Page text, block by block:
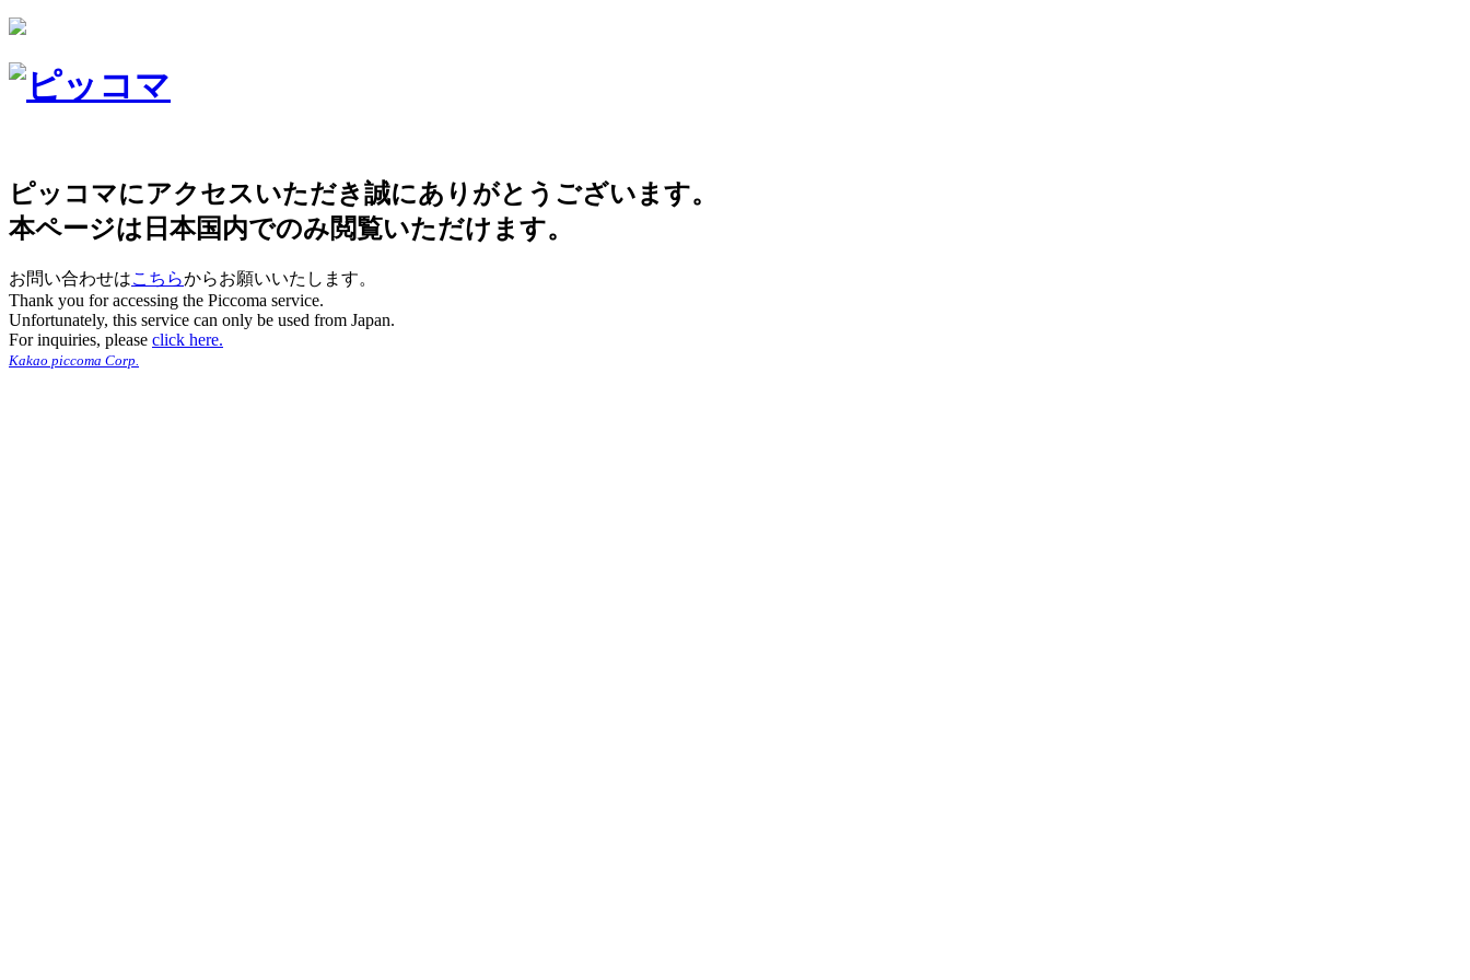
ピッコマにアクセスいただき誠にありがとうございます。
本ページは日本国内でのみ閲覧いただけます。
お問い合わせはこちらからお願いいたします。
Thank you for accessing the Piccoma service.
Unfortunately, this service can only be used from Japan.
For inquiries, please click here.
Kakao piccoma Corp.